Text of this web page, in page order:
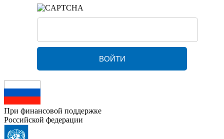
При финансовой поддержке
Российской федерации